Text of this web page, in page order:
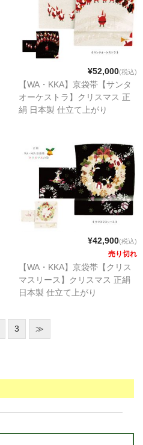
¥52,000(税込)
【WA・KKA】京袋帯【サンタ
オーケストラ】クリスマス 正
絹 日本製 仕立て上がり
¥42,900(税込)
売り切れ
【WA・KKA】京袋帯【クリス
マスリース】クリスマス 正絹
日本製 仕立て上がり
3 ≫